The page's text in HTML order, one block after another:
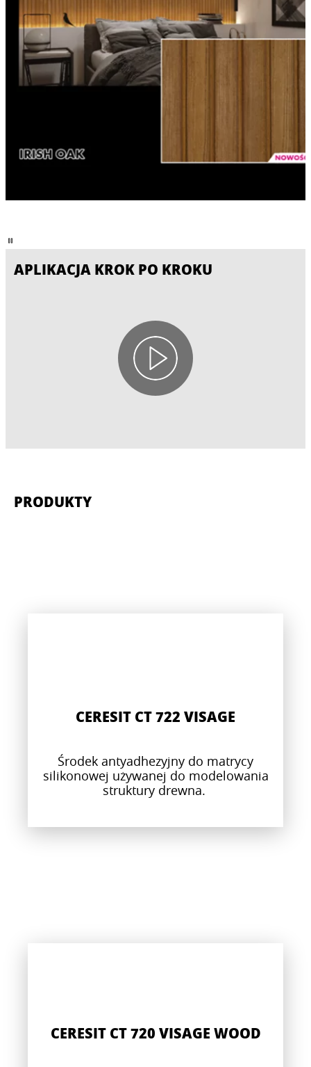
APLIKACJA KROK PO KROKU
PRODUKTY
CERESIT CT 722 VISAGE
Środek antyadhezyjny do matrycy
silikonowej używanej do modelowania
struktury drewna.
CERESIT CT 720 VISAGE WOOD